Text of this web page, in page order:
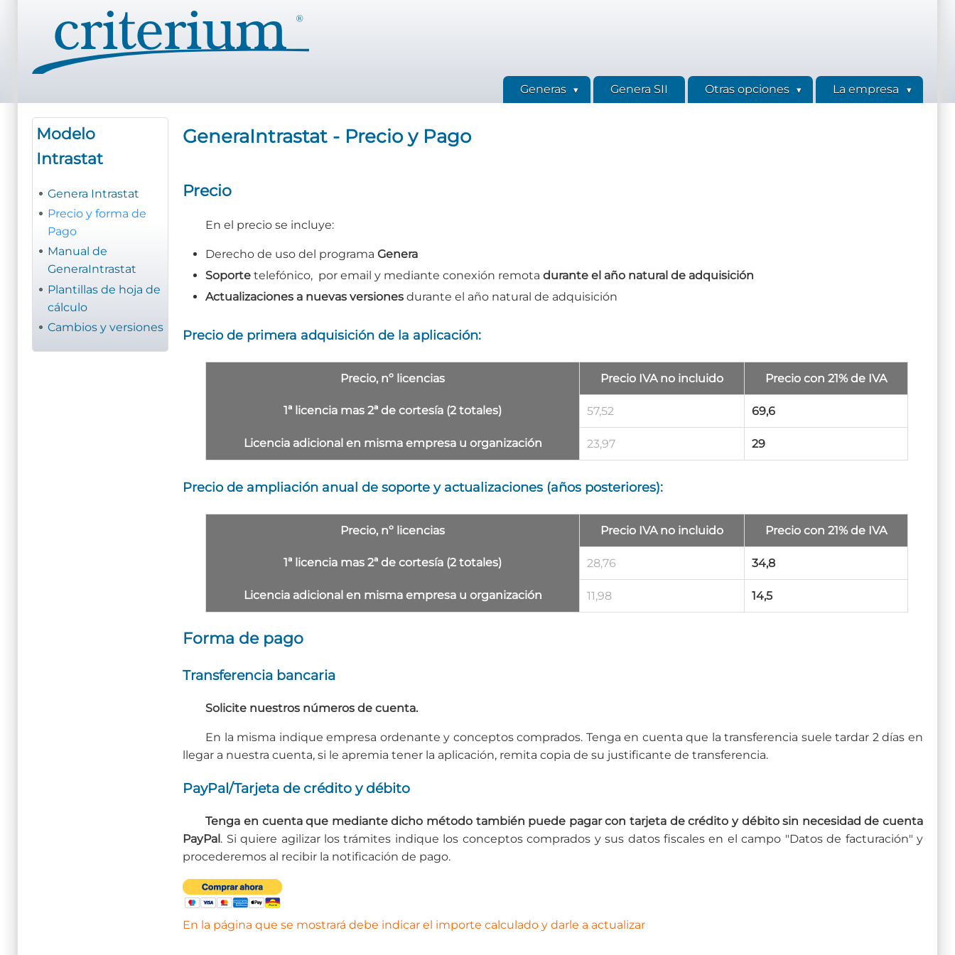
contenido
principal
Generas Genera SII Otras opciones La empresa
Modelo
Intrastat
Genera Intrastat
Precio y forma de
Pago
Manual de
GeneraIntrastat
Plantillas de hoja de
cálculo
Cambios y versiones
GeneraIntrastat - Precio y Pago
Precio
En el precio se incluye:
Derecho de uso del programaGenera
Soporte telefónico, por email y mediante conexión remotadurante el año natural de adquisición
Actualizaciones a nuevas versiones durante el año natural de adquisición
Precio de primera adquisición de la aplicación:
Precio, nº licencias Precio IVA no incluido Precio con 21% de IVA
1ª licencia mas 2ª de cortesía (2 totales) 57,52 69,6
Licencia adicional en misma empresa u organización 23,97 29
Precio de ampliación anual de soporte y actualizaciones (años posteriores):
Precio, nº licencias Precio IVA no incluido Precio con 21% de IVA
1ª licencia mas 2ª de cortesía (2 totales) 28,76 34,8
Licencia adicionalen misma empresa u organización 11,98 14,5
Forma de pago
Transferencia bancaria
Solicite nuestros números de cuenta.
En la misma indique empresa ordenante y conceptos comprados. Tenga en cuenta que la transferencia suele tardar 2 días en
llegar a nuestra cuenta, si le apremia tener la aplicación, remita copia de su justificante de transferencia.
PayPal/Tarjeta de crédito y débito
Tenga en cuenta que mediante dicho método también puede pagar con tarjeta de crédito y débito sin necesidad de cuenta
PayPal . Si quiere agilizar los trámites indique los conceptos comprados y sus datos fiscales en el campo "Datos de facturación" y
procederemos al recibir la notificación de pago.
En la página que se mostrará debe indicar el importe calculado y darle a actualizar